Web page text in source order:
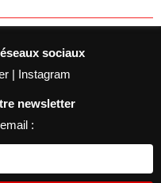
sociaux
| Instagram
newsletter
: